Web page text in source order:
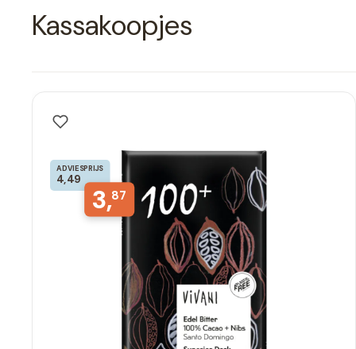
Kassakoopjes
ADVIESPRIJS
4,49
3,87